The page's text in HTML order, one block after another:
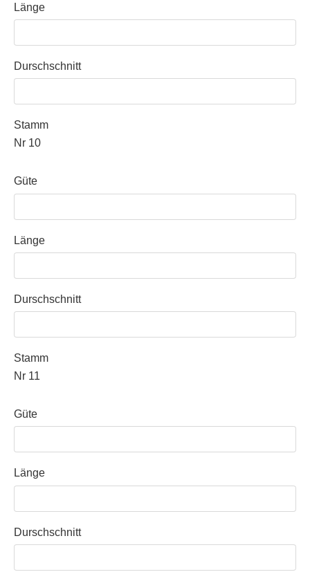
Länge
Durschschnitt
Stamm
Nr 10
Güte
Länge
Durschschnitt
Stamm
Nr 11
Güte
Länge
Durschschnitt